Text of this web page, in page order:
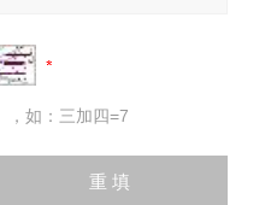
，如：三加四=7